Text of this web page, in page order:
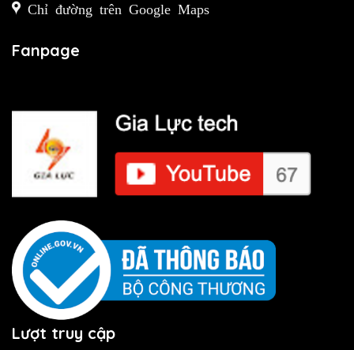
Chỉ đường trên Google Maps
Fanpage
Lượt truy cập